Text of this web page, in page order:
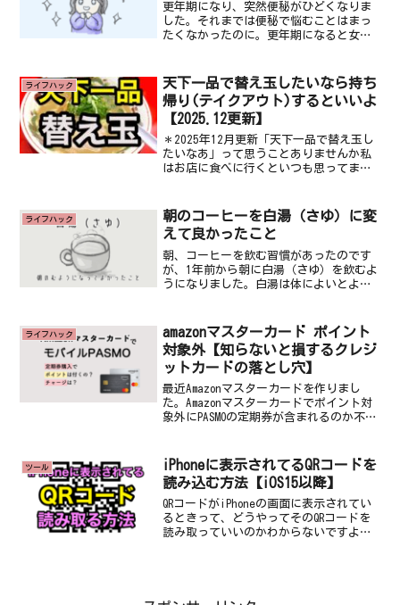
更年期になり、突然便秘がひどくなりま
した。それまでは便秘で悩むことはまっ
たくなかったのに。更年期になると女性
うです。その影響で、腸内の水分を保持
する力も弱まり、便の水分...
ライフハック
天下一品で替え玉したいなら持ち
帰り(テイクアウト)するといいよ
【2025.12更新】
＊2025年12月更新「天下一品で替え玉し
たいなあ」って思うことありませんか私
はお店に食べに行くといつも思ってまし
報は出てきません。お店で替え玉をする
というのはどうやら...
ライフハック
朝のコーヒーを白湯（さゆ）に変
えて良かったこと
朝、コーヒーを飲む習慣があったのです
が、1年前から朝に白湯（さゆ）を飲むよ
うになりました。白湯は体によいとよく
んでいてやろうと思ったことがありませ
んでした。しかし、一年...
ライフハック
amazonマスターカード ポイント
対象外【知らないと損するクレジ
ットカードの落とし穴】
最近Amazonマスターカードを作りまし
た。Amazonマスターカードでポイント対
象外にPASMOの定期券が含まれるのか不明
す。クレジットカードの複雑なポイント
ルールクレ...
ツール
iPhoneに表示されてるQRコードを
読み込む方法【iOS15以降】
QRコードがiPhoneの画面に表示されてい
るときって、どうやってそのQRコードを
読み取っていいのかわからないですよ